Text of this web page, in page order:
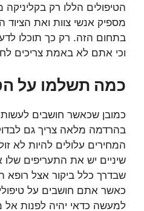
הטיפולים הללו רק
מספיק אנשי צוות ואת הציוד
בתחום הזה. רק כך תוכלו
וכי אתם לא באמת צריכים
כמה תשלמו על
כמובן שכאשר חושבים לעשות
בהרדמה מלאה צריך גם
המחירים עלולים להיות לא
שיניים יש את התעריפים שלו
שבדרך כלל ביקור אצל רופא
כאשר אתם חושבים על
למעשה כדאי יהיה לפנות